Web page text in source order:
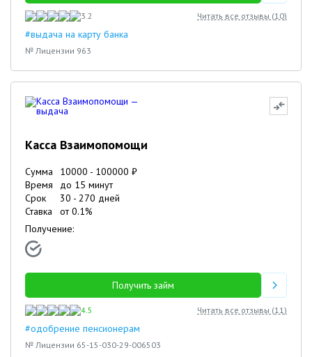
3.2 Читать все отзывы (10)
#выдача на карту банка
№ Лицензии 963
Касса Взаимопомощи
Сумма 10000 - 100000 ₽
Время
до 15 минут
Срок
30 - 270 дней
Ставка
от0.1%
Получение:
Получить займ
4.5 Читать все отзывы (11)
#одобрение пенсионерам
№ Лицензии 65-15-030-29-006503